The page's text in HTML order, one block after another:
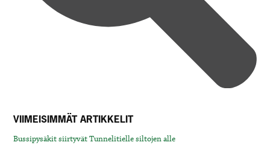
VIIMEISIMMÄT ARTIKKELIT
Bussipysäkit siirtyvät Tunnelitielle siltojen alle